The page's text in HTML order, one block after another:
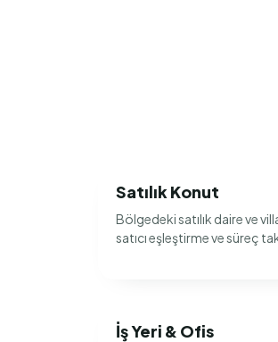
Satılık Konut
Bölgedeki satılık daire ve
satıcı eşleştirme ve süreç
İş Yeri & Ofis